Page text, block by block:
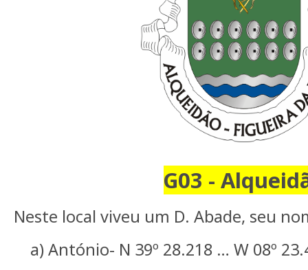
G03 -
Neste local viveu um D. Abade, seu
a) António- N 39º 28.218 … W 08º